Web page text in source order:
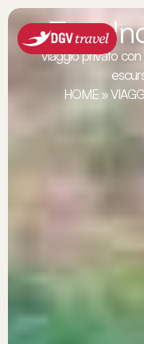
Tour
viaggio privato con
HOME »